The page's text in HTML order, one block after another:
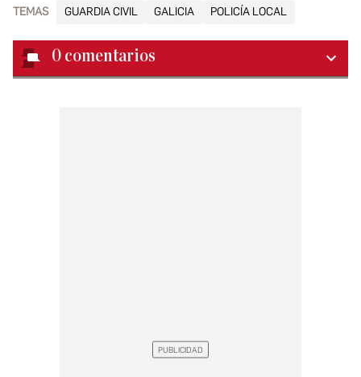
TEMAS GUARDIA CIVIL GALICIA POLICÍA LOCAL
0 comentarios